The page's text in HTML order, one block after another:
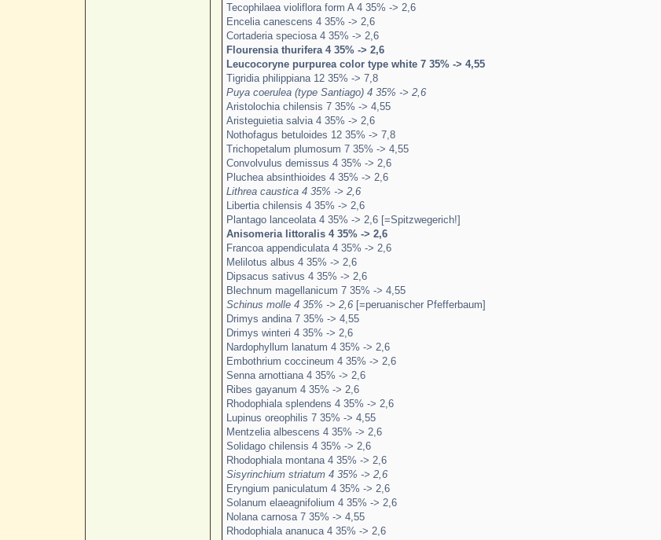
Tecophilaea violiflora form A 4 35% -> 2,6
Encelia canescens 4 35% -> 2,6
Cortaderia speciosa 4 35% -> 2,6
Flourensia thurifera 4 35% -> 2,6
Leucocoryne purpurea color type white 7 35% -> 4,55
Tigridia philippiana 12 35% -> 7,8
Puya coerulea (type Santiago) 4 35% -> 2,6
Aristolochia chilensis 7 35% -> 4,55
Aristeguietia salvia 4 35% -> 2,6
Nothofagus betuloides 12 35% -> 7,8
Trichopetalum plumosum 7 35% -> 4,55
Convolvulus demissus 4 35% -> 2,6
Pluchea absinthioides 4 35% -> 2,6
Lithrea caustica 4 35% -> 2,6
Libertia chilensis 4 35% -> 2,6
Plantago lanceolata 4 35% -> 2,6 [=Spitzwegerich!]
Anisomeria littoralis 4 35% -> 2,6
Francoa appendiculata 4 35% -> 2,6
Melilotus albus 4 35% -> 2,6
Dipsacus sativus 4 35% -> 2,6
Blechnum magellanicum 7 35% -> 4,55
Schinus molle 4 35% -> 2,6[=peruanischer Pfefferbaum]
Drimys andina 7 35% -> 4,55
Drimys winteri 4 35% -> 2,6
Nardophyllum lanatum 4 35% -> 2,6
Embothrium coccineum 4 35% -> 2,6
Senna arnottiana 4 35% -> 2,6
Ribes gayanum 4 35% -> 2,6
Rhodophiala splendens 4 35% -> 2,6
Lupinus oreophilis 7 35% -> 4,55
Mentzelia albescens 4 35% -> 2,6
Solidago chilensis 4 35% -> 2,6
Rhodophiala montana 4 35% -> 2,6
Sisyrinchium striatum 4 35% -> 2,6
Eryngium paniculatum 4 35% -> 2,6
Solanum elaeagnifolium 4 35% -> 2,6
Nolana carnosa 7 35% -> 4,55
Rhodophiala ananuca 4 35% -> 2,6